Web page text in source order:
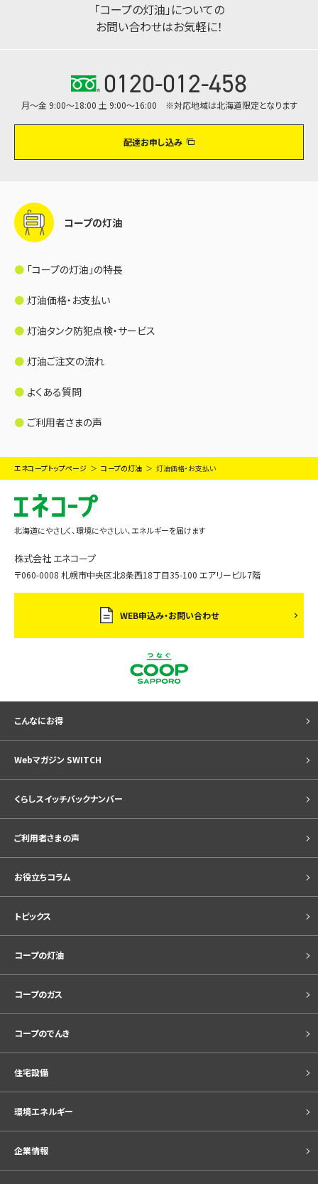
「コープの灯油」についての
お問い合わせはお気軽に！
0120-012-458
月～金 9:00～18:00 土 9:00～16:00 ※対応地域は北海道限定となります
配達お申し込み
コープの灯油
「コープの灯油」の特長
灯油価格・お支払い
灯油タンク防犯点検・サービス
灯油ご注文の流れ
よくある質問
ご利用者さまの声
エネコープトップページ コープの灯油 灯油価格・お支払い
北海道にやさしく、環境にやさしい、エネルギーを届けます
株式会社 エネコープ
〒060-0008 札幌市中央区北8条西18丁目35-100 エアリービル7階
WEB申込み・お問い合わせ
こんなにお得
Webマガジン SWITCH
くらしスイッチバックナンバー
ご利用者さまの声
お役立ちコラム
トピックス
コープの灯油
コープのガス
コープのでんき
住宅設備
環境エネルギー
企業情報